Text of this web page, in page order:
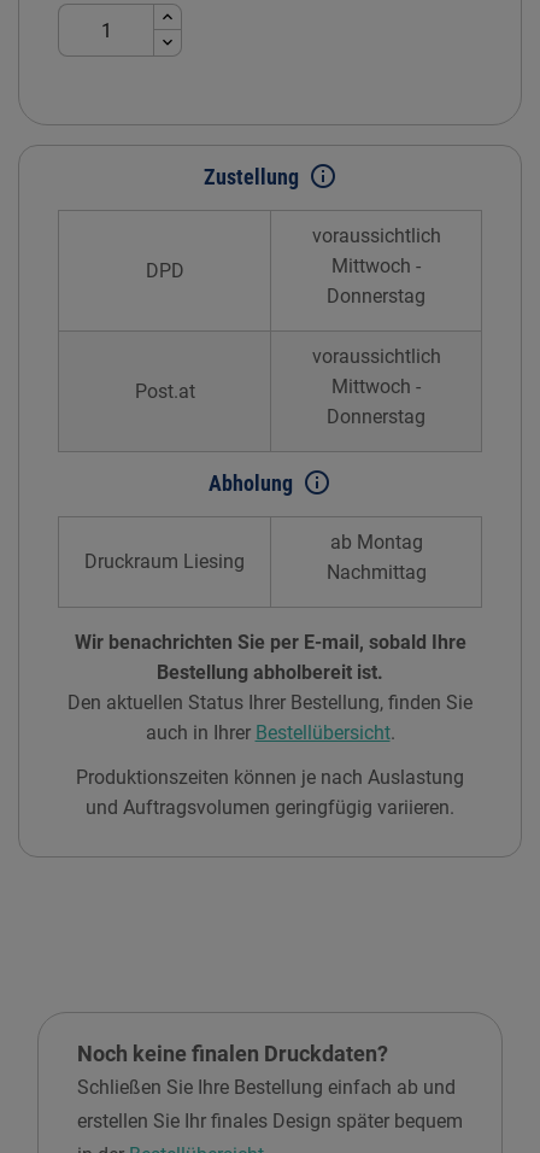
Zustellung info_outline
DPD
voraussichtlich
Mittwoch -
Donnerstag
Post.at
voraussichtlich
Mittwoch -
Donnerstag
Abholung info_outline
Druckraum Liesing
ab Montag
Nachmittag
Wir benachrichten Sie per E-mail, sobald Ihre
Bestellung abholbereit ist.
Den aktuellen Status Ihrer Bestellung, finden Sie
auch in Ihrer Bestellübersicht.
Produktionszeiten können je nach Auslastung
und Auftragsvolumen geringfügig variieren.
Noch keine finalen Druckdaten?
Schließen Sie Ihre Bestellung einfach ab und
erstellen Sie Ihr finales Design später bequem